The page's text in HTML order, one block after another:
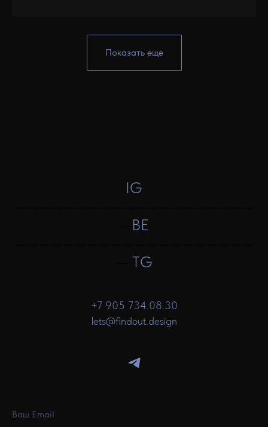
Показать еще
IG
BE
TG
+7 905 734.08.30
lets@findout.design